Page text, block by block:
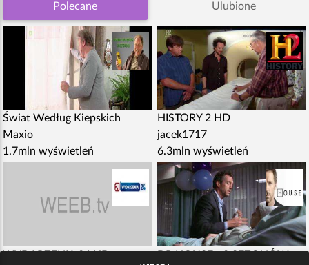
Polecane
Ulubione
Świat Według Kiepskich
Maxio
1.7mln wyświetleń
HISTORY 2 HD
jacek1717
6.3mln wyświetleń
WYDARZENIA 24 HD DR HOUSE - 8 SEZONÓW